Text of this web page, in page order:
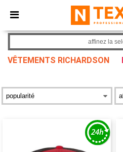
× Appli Ntextil
Meilleurs prix sur l’app !
VÊTEMENTS RICHARDSON
affinez la